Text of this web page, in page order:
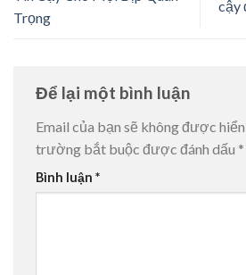
Trọng
cậy
Để lại một bình luận
Email của bạn sẽ không được
trường bắt buộc được đánh dấu *
Bình luận *